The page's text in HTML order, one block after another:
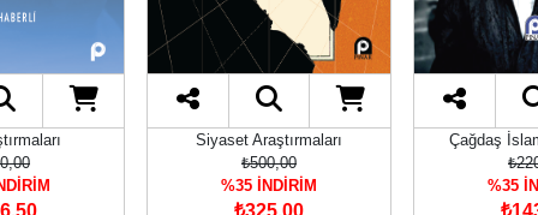
Siyaset Araştırmaları
₺500,00
%35 İNDİRİM
Çağdaş
%35